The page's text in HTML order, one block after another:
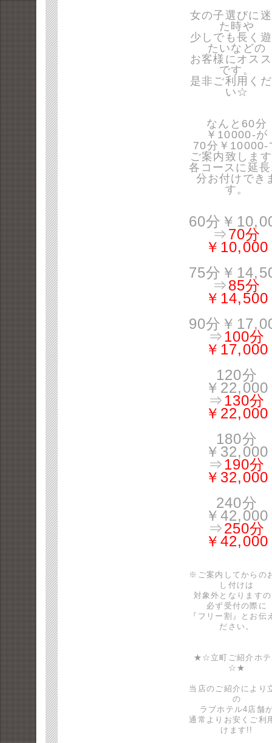
女の子選びに
た時や
少しでも長く
たいなどの
お客様にオス
です。
是非ご利用く
い☆
なんと60分
￥10000-が
70分￥10000-
ご案内致しま
各コースに延
分お付けでき
す。
60分￥
⇒70分
￥10,000
75分￥
⇒85分
￥14,500
90分￥
⇒100分
￥17,000
120分
￥22,000
⇒130分
￥22,000
180分
￥32,000
⇒190分
￥32,000
240分
￥42,000
⇒250分
￥42,000
※ご案内してからの
し付けは
対象外となります
必ず受付の際に
『フリー割』とお伝
ださい。
★☆立町ご紹介ホ
☆★
当店のご紹介により
の
ラブホテル4店舗
通常よりお安くご利
けます!!